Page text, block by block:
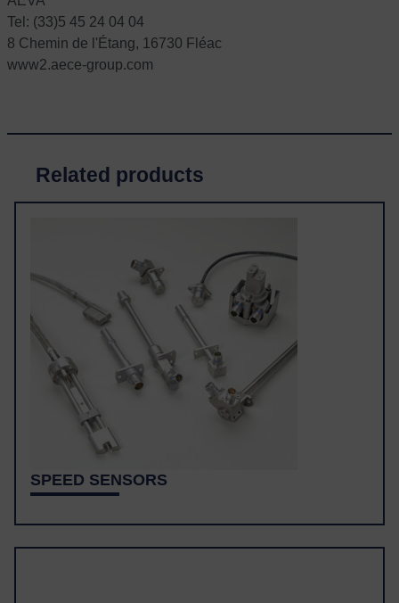
Tel: (33)5 45 24 04 04
8 Chemin de l'Étang, 16730 Fléac
www2.aece-group.com
Related products
SPEED SENSORS